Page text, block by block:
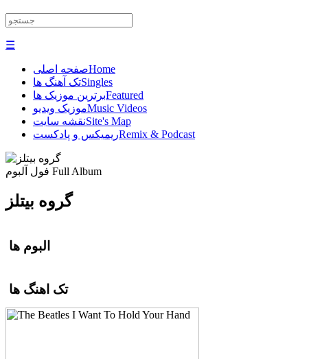
☰
صفحه اصلیHome
تک آهنگ هاSingles
برترین موزیک هاFeatured
موزیک ویدیوMusic Videos
نقشه سایتSite's Map
ریمیکس و پادکستRemix & Podcast
Full Album
گروه بیتلز
البوم ها
تک اهنگ ها